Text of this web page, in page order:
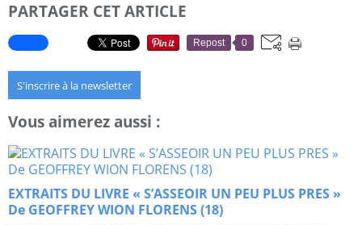
PARTAGER CET ARTICLE
Repost 0
S'inscrire à la newsletter
Vous aimerez aussi :
EXTRAITS DU LIVRE « S’ASSEOIR UN PEU PLUS PRES »
De GEOFFREY WION FLORENS (18)